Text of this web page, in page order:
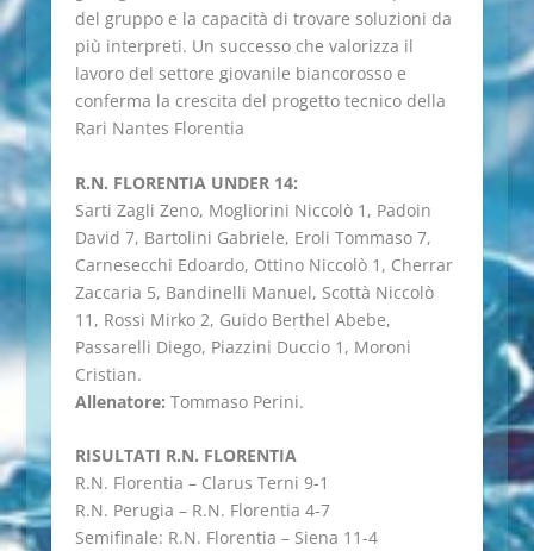
del gruppo e la capacità di trovare soluzioni da
più interpreti. Un successo che valorizza il
lavoro del settore giovanile biancorosso e
conferma la crescita del progetto tecnico della
Rari Nantes Florentia
R.N. FLORENTIA UNDER 14:
Sarti Zagli Zeno, Mogliorini Niccolò 1, Padoin
David 7, Bartolini Gabriele, Eroli Tommaso 7,
Carnesecchi Edoardo, Ottino Niccolò 1, Cherrar
Zaccaria 5, Bandinelli Manuel, Scottà Niccolò
11, Rossi Mirko 2, Guido Berthel Abebe,
Passarelli Diego, Piazzini Duccio 1, Moroni
Cristian.
Allenatore: Tommaso Perini.
RISULTATI R.N. FLORENTIA
R.N. Florentia – Clarus Terni 9-1
R.N. Perugia – R.N. Florentia 4-7
Semifinale: R.N. Florentia – Siena 11-4